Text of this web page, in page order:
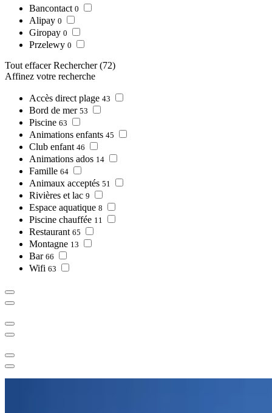
Bancontact 0
Alipay 0
Giropay 0
Przelewy 0
Tout effacer Rechercher(72)
Affinez votre recherche
Accès direct plage 43
Bord de mer 53
Piscine 63
Animations enfants 45
Club enfant 46
Animations ados 14
Famille 64
Animaux acceptés 51
Rivières et lac 9
Espace aquatique 8
Piscine chauffée 11
Restaurant 65
Montagne 13
Bar 66
Wifi 63